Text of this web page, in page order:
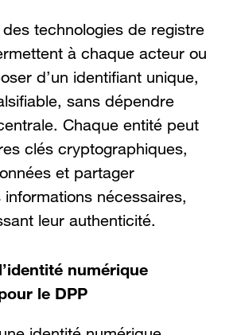
technologies de registre
à chaque acteur ou
d’un identifiant unique,
sans dépendre
Chaque entité peut
clés cryptographiques,
et partager
nécessaires,
leur authenticité.
numérique
le DPP